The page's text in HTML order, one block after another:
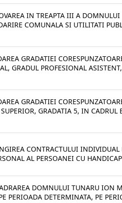
IN TREAPTA III A
COMUNALA SI UTILITATI
GRADATIEI
GRADUL PROFESIONAL
GRADATIEI
GRADATIA 5, IN
CONTRACTULUI
AL PERSOANEI CU
DOMNULUI TUNARU ION
PERIOADA DETERMINATA, PE